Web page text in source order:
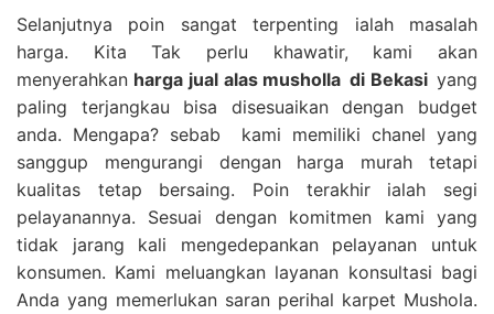
Selanjutnya poin sangat terpenting ialah masalah
harga. Kita Tak perlu khawatir, kami akan
menyerahkan harga jual alas musholla di Bekasiyang
paling terjangkau bisa disesuaikan dengan budget
anda. Mengapa? sebab kami memiliki chanel yang
sanggup mengurangi dengan harga murah tetapi
kualitas tetap bersaing. Poin terakhir ialah segi
pelayanannya. Sesuai dengan komitmen kami yang
tidak jarang kali mengedepankan pelayanan untuk
konsumen. Kami meluangkan layanan konsultasi bagi
Anda yang memerlukan saran perihal karpet Mushola.